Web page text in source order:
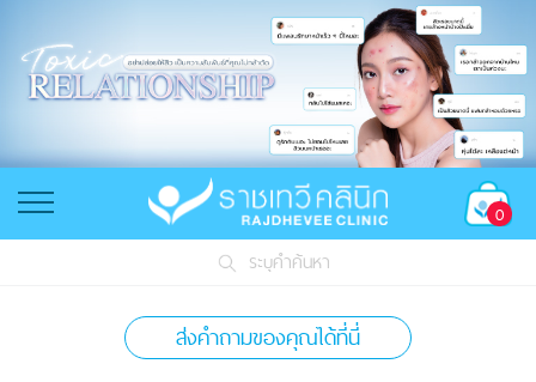
0
ระบุคำค้นหา
ส่งคำถามของคุณได้ที่นี่